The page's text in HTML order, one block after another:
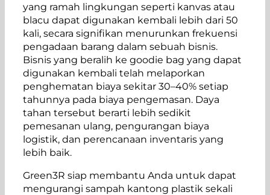
yang ramah lingkungan seperti kanvas atau
blacu dapat digunakan kembali lebih dari 50
kali, secara signifikan menurunkan frekuensi
pengadaan barang dalam sebuah bisnis.
Bisnis yang beralih ke goodie bag yang dapat
digunakan kembali telah melaporkan
penghematan biaya sekitar 30–40% setiap
tahunnya pada biaya pengemasan. Daya
tahan tersebut berarti lebih sedikit
pemesanan ulang, pengurangan biaya
logistik, dan perencanaan inventaris yang
lebih baik.
Green3R siap membantu Anda untuk dapat
mengurangi sampah kantong plastik sekali